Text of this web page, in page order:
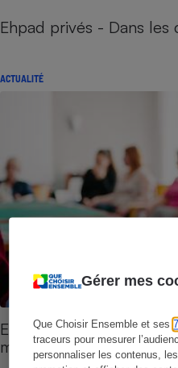
Gérer mes
Que Choisir Ensemble et ses
traceurs pour mesurer
personnaliser les contenus,
Ehpad privés - Dans les
ACTUALITÉ
Ehpad - Les grands
mais pas forcément au